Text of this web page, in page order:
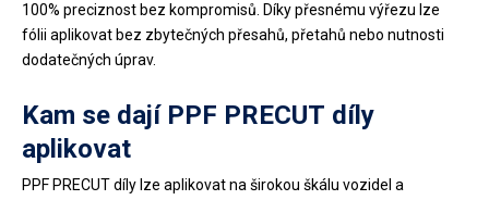
100% preciznost bez kompromisů. Díky přesnému výřezu lze
fólii aplikovat bez zbytečných přesahů, přetahů nebo nutnosti
dodatečných úprav.
Kam se dají PPF PRECUT díly
aplikovat
PPF PRECUT díly lze aplikovat na širokou škálu vozidel a